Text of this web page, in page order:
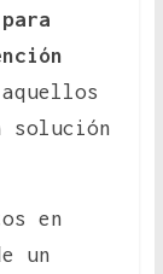
solución
en
un